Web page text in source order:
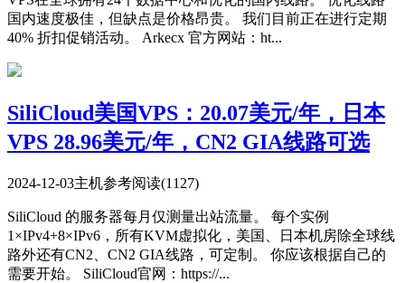
国内速度极佳，但缺点是价格昂贵。 我们目前正在进行定期
40% 折扣促销活动。 Arkecx 官方网站：ht...
SiliCloud美国VPS：20.07美元/年，日本
VPS 28.96美元/年，CN2 GIA线路可选
2024-12-03主机参考阅读(1127)
SiliCloud 的服务器每月仅测量出站流量。 每个实例
1×IPv4+8×IPv6，所有KVM虚拟化，美国、日本机房除全球线
路外还有CN2、CN2 GIA线路，可定制。 你应该根据自己的
需要开始。 SiliCloud官网：https://...